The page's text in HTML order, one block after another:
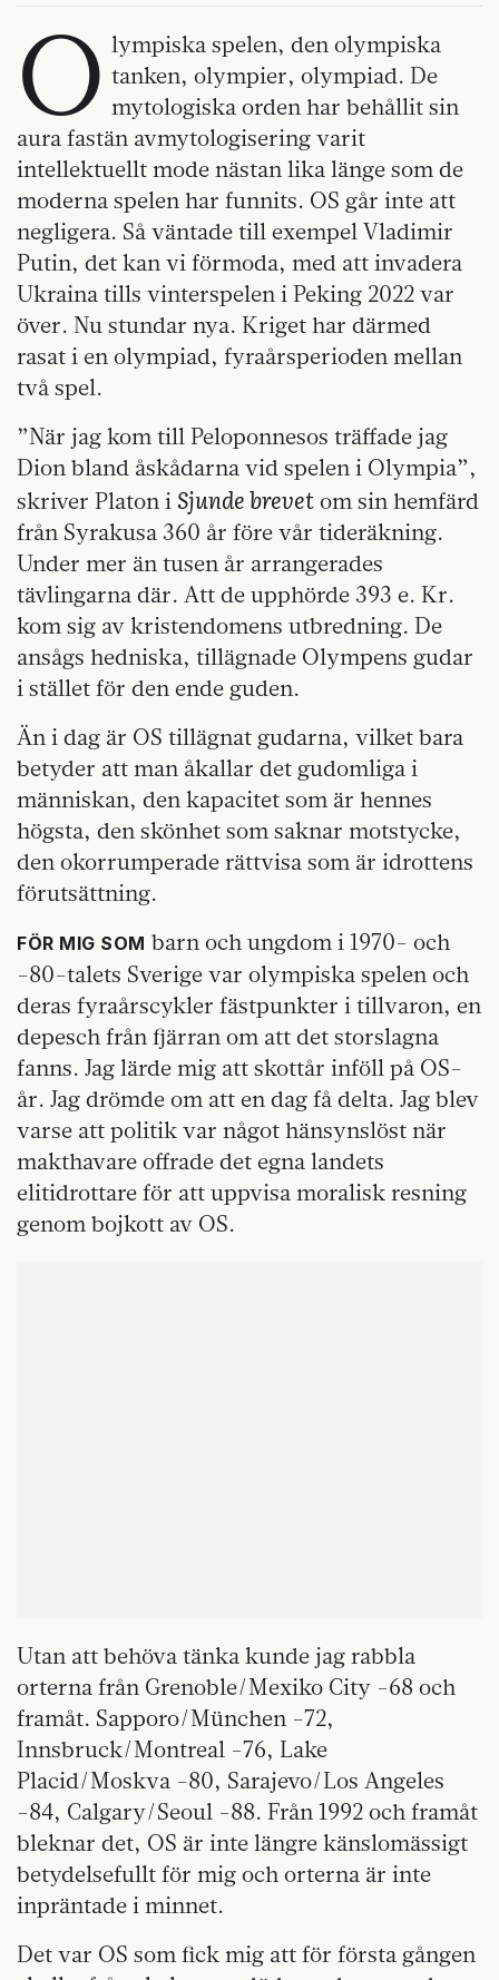
O lympiska spelen, den olympiska
tanken, olympier, olympiad. De
mytologiska orden har behållit sin
aura fastän avmytologisering varit
intellektuellt mode nästan lika länge som de
moderna spelen har funnits. OS går inte att
negligera. Så väntade till exempel Vladimir
Putin, det kan vi förmoda, med att invadera
Ukraina tills vinterspelen i Peking 2022 var
över. Nu stundar nya. Kriget har därmed
rasat i en olympiad, fyraårsperioden mellan
två spel.
”När jag kom till Peloponnesos träffade jag
Dion bland åskådarna vid spelen i Olympia”,
skriver Platon i Sjunde brevet om sin hemfärd
från Syrakusa 360 år före vår tideräkning.
Under mer än tusen år arrangerades
tävlingarna där. Att de upphörde 393 e. Kr.
kom sig av kristendomens utbredning. De
ansågs hedniska, tillägnade Olympens gudar
i stället för den ende guden.
Än i dag är OS tillägnat gudarna, vilket bara
betyder att man åkallar det gudomliga i
människan, den kapacitet som är hennes
högsta, den skönhet som saknar motstycke,
den okorrumperade rättvisa som är idrottens
förutsättning.
FÖR MIG SOM barn och ungdom i 1970- och
-80-talets Sverige var olympiska spelen och
deras fyraårscykler fästpunkter i tillvaron, en
depesch från fjärran om att det storslagna
fanns. Jag lärde mig att skottår inföll på OS-
år. Jag drömde om att en dag få delta. Jag blev
varse att politik var något hänsynslöst när
makthavare offrade det egna landets
elitidrottare för att uppvisa moralisk resning
genom bojkott av OS.
Utan att behöva tänka kunde jag rabbla
orterna från Grenoble/Mexiko City -68 och
framåt. Sapporo/München -72,
Innsbruck/Montreal -76, Lake
Placid/Moskva -80, Sarajevo/Los Angeles
-84, Calgary/Seoul -88. Från 1992 och framåt
bleknar det, OS är inte längre känslomässigt
betydelsefullt för mig och orterna är inte
inpräntade i minnet.
Det var OS som fick mig att för första gången